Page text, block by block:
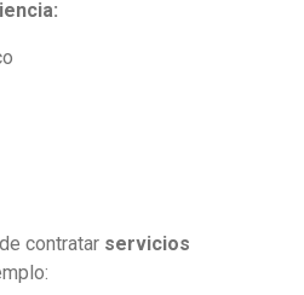
contratar servicios